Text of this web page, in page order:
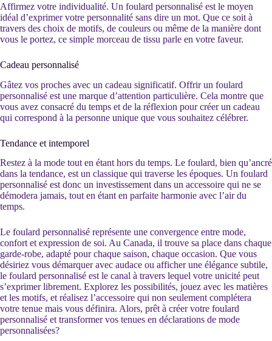
Affirmez votre individualité. Un foulard personnalisé est le moyen
idéal d’exprimer votre personnalité sans dire un mot. Que ce soit à
travers des choix de motifs, de couleurs ou même de la manière dont
vous le portez, ce simple morceau de tissu parle en votre faveur.
Cadeau personnalisé
Gâtez vos proches avec un cadeau significatif. Offrir un foulard
personnalisé est une marque d’attention particulière. Cela montre que
vous avez consacré du temps et de la réflexion pour créer un cadeau
qui correspond à la personne unique que vous souhaitez célébrer.
Tendance et intemporel
Restez à la mode tout en étant hors du temps. Le foulard, bien qu’ancré
dans la tendance, est un classique qui traverse les époques. Un foulard
personnalisé est donc un investissement dans un accessoire qui ne se
démodera jamais, tout en étant en parfaite harmonie avec l’air du
temps.
Le foulard personnalisé représente une convergence entre mode,
confort et expression de soi. Au Canada, il trouve sa place dans chaque
garde-robe, adapté pour chaque saison, chaque occasion. Que vous
désiriez vous démarquer avec audace ou afficher une élégance subtile,
le foulard personnalisé est le canal à travers lequel votre unicité peut
s’exprimer librement. Explorez les possibilités, jouez avec les matières
et les motifs, et réalisez l’accessoire qui non seulement complétera
votre tenue mais vous définira. Alors, prêt à créer votre foulard
personnalisé et transformer vos tenues en déclarations de mode
personnalisées?